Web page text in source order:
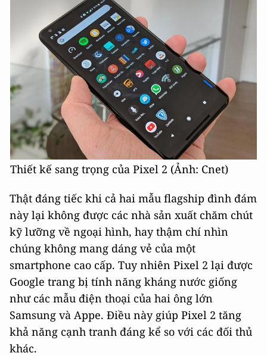
Thiết kế sang trọng của Pixel 2 (Ảnh: Cnet)
Thật đáng tiếc khi cả hai mẫu flagship đình đám
này lại không được các nhà sản xuất chăm chút
kỹ lưỡng về ngoại hình, hay thậm chí nhìn
chúng không mang dáng vẻ của một
smartphone cao cấp. Tuy nhiên Pixel 2 lại được
Google trang bị tính năng kháng nước giống
như các mẫu điện thoại của hai ông lớn
Samsung và Appe. Điều này giúp Pixel 2 tăng
khả năng cạnh tranh đáng kể so với các đối thủ
khác.